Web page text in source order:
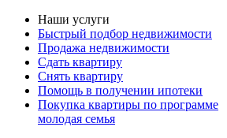
Наши услуги
Быстрый подбор недвижимости
Продажа недвижимости
Сдать квартиру
Снять квартиру
Помощь в получении ипотеки
Покупка квартиры по программе
молодая семья